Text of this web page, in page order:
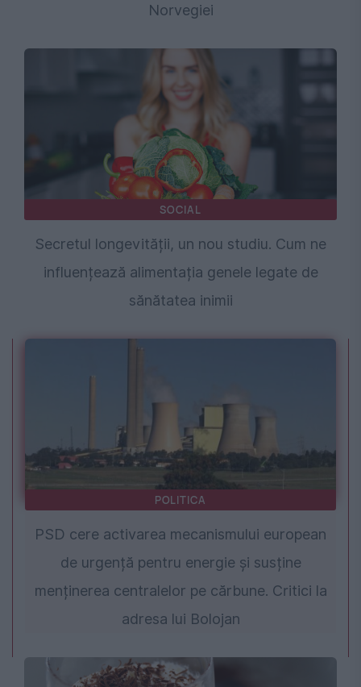
Norvegiei
SOCIAL
Secretul longevității, un nou studiu. Cum ne
influențează alimentația genele legate de
sănătatea inimii
POLITICA
PSD cere activarea mecanismului european
de urgență pentru energie și susține
menținerea centralelor pe cărbune. Critici la
adresa lui Bolojan